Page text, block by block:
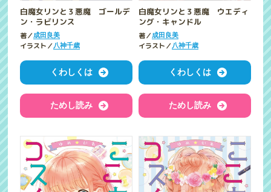
白魔女リンと３悪魔 ゴールデ
ン・ラビリンス
著／成田良美
イラスト／八神千歳
くわしくは
ためし読み
白魔女リンと３悪魔 ウエディ
ング・キャンドル
著／成田良美
イラスト／ 八神千歳
くわしくは
ためし読み